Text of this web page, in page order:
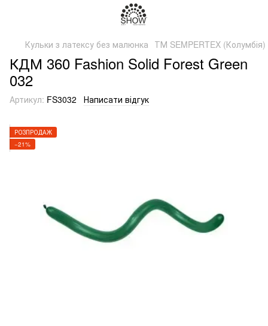
Кульки з латексу без малюнка ТМ SEMPERTEX (Колумбія)
КДМ 360 Fashion Solid Forest Green
032
Артикул: FS3032 Написати відгук
РОЗПРОДАЖ
−21%